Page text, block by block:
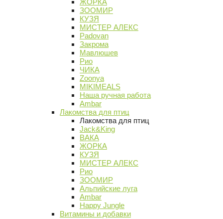
ЖОРКА
ЗООМИР
КУЗЯ
МИСТЕР АЛЕКС
Padovan
Закрома
Мавлюшев
Рио
ЧИКА
Zoonya
MIKIMEALS
Наша ручная работа
Ambar
Лакомства для птиц
Лакомства для птиц
Jack&King
ВАКА
ЖОРКА
КУЗЯ
МИСТЕР АЛЕКС
Рио
ЗООМИР
Альпийские луга
Ambar
Happy Jungle
Витамины и добавки